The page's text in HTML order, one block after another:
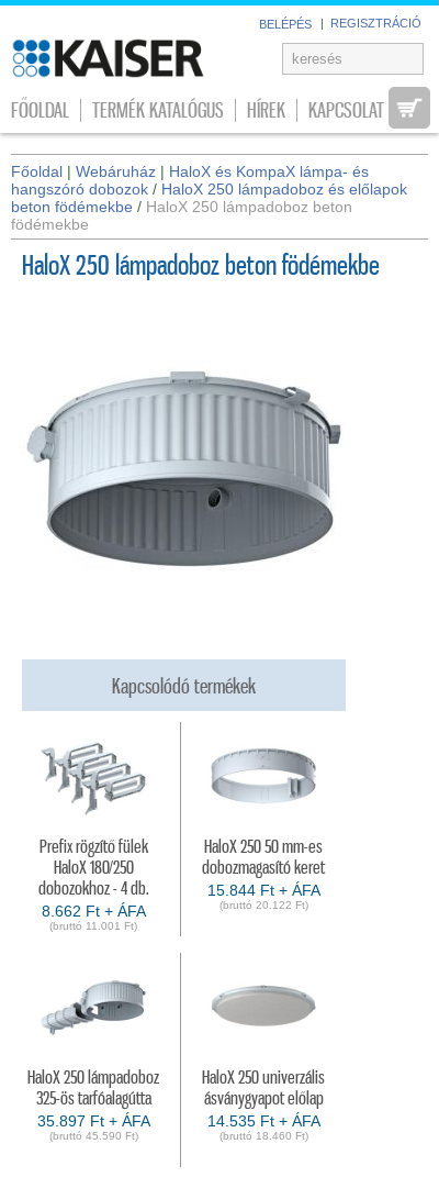
BELÉPÉS | REGISZTRÁCIÓ
FŐOLDAL TERMÉK KATALÓGUS HÍREK KAPCSOLAT
Főoldal | Webáruház | HaloX és KompaX lámpa- és
hangszóró dobozok / HaloX 250 lámpadoboz és előlapok
beton födémekbe / HaloX 250 lámpadoboz beton
födémekbe
HaloX 250 lámpadoboz beton födémekbe
Kapcsolódó termékek
Prefix rögzítő fülek
HaloX 180/250
dobozokhoz - 4 db.
8.662 Ft + ÁFA
(bruttó 11.001 Ft)
HaloX 250 50 mm-es
dobozmagasító keret
15.844 Ft + ÁFA
(bruttó 20.122 Ft)
HaloX 250 lámpadoboz
325-ös tarfóalagútta
35.897 Ft + ÁFA
(bruttó 45.590 Ft)
HaloX 250 univerzális
ásványgyapot előlap
14.535 Ft + ÁFA
(bruttó 18.460 Ft)